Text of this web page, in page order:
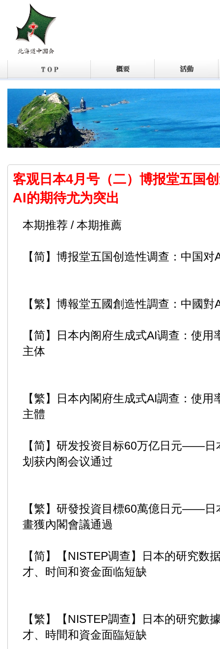
客观日本4月号（二）博报堂五国
AI的期待尤为突出
本期推荐 / 本期推薦
【简】博报堂五国创造性调查：中国
【繁】博報堂五國創造性調查：中國
【简】日本内阁府生成式AI调查：使
主体
【繁】日本內閣府生成式AI調查：使
主體
【简】研发投资目标60万亿日元——日
划获内阁会议通过
【繁】研發投資目標60萬億日元——日
畫獲內閣會議通過
【简】【NISTEP调查】日本的研究数
才、时间和资金面临短缺
【繁】【NISTEP調查】日本的研究數
才、時間和資金面臨短缺